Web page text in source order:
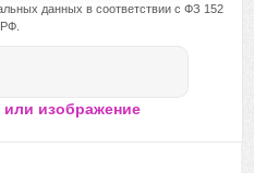
данных в соответствии с ФЗ 152
РФ.
изображение